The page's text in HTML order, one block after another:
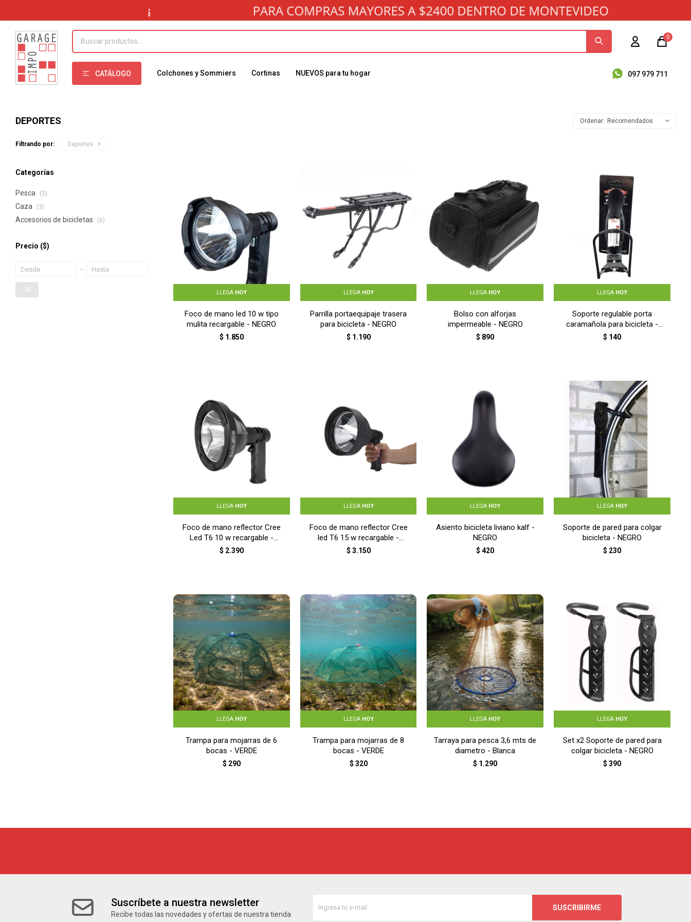
CATÁLOGO Colchones y Sommiers Cortinas NUEVOS para tu hogar 097 979 711
0
DEPORTES Recomendados
Filtrando por: Deportes
LLEGA HOY
Foco de mano led 10 w tipo
mulita recargable - NEGRO
$ 1.850
LLEGA HOY
Parrilla portaequipaje trasera
para bicicleta - NEGRO
$ 1.190
LLEGA HOY
Bolso con alforjas
impermeable - NEGRO
$ 890
LLEGA HOY
Soporte regulable porta
caramañola para bicicleta -
NEGRO
$ 140
LLEGA HOY
Foco de mano reflector Cree
Led T6 10 w recargable -
NEGRO
$ 2.390
LLEGA HOY
Foco de mano reflector Cree
led T6 15 w recargable -
NEGRO
$ 3.150
LLEGA HOY
Asiento bicicleta liviano kalf -
NEGRO
$ 420
LLEGA HOY
Soporte de pared para colgar
bicicleta - NEGRO
$ 230
LLEGA HOY
Trampa para mojarras de 6
bocas - VERDE
$ 290
LLEGA HOY
Trampa para mojarras de 8
bocas - VERDE
$ 320
LLEGA HOY
Tarraya para pesca 3,6 mts de
diametro - Blanca
$ 1.290
LLEGA HOY
Set x2 Soporte de pared para
colgar bicicleta - NEGRO
$ 390
Categorías
Pesca (3)
Caza (3)
Accesorios de bicicletas (6)
Precio ($)
OK
Suscríbete a nuestra newsletter
Recibe todas las novedades y ofertas de nuestra tienda.
SUSCRIBIRME